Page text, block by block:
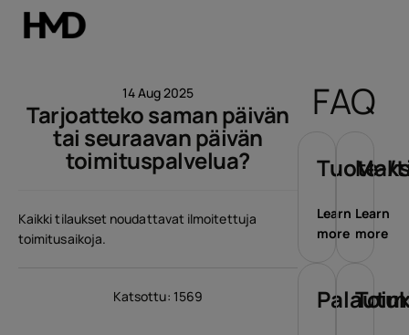
Smartphones
Perinteiset puhelimet
Lisävarusteet
Tarjoukset
14 Aug 2025
Tarjoatteko saman päivän
tai seuraavan päivän
toimituspalvelua?
Kaikki tilaukset noudattavat ilmoitettuja
toimitusaikoja.
Katsottu: 1569
FAQ
Tuote-/
Learn
more
Learn
more